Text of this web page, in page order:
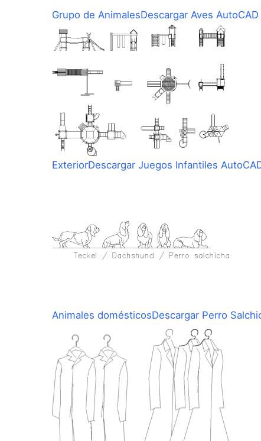
Grupo de AnimalesDescargar Aves
ExteriorDescargar Juegos Infantiles
Animales domésticosDescargar Perro